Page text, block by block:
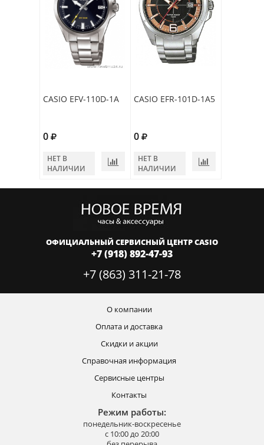
CASIO EFV-110D-1A
0
НЕТ В
НАЛИЧИИ
CASIO EFR-101D-1A5
0
НЕТ В
НАЛИЧИИ
ОФИЦИАЛЬНЫЙ СЕРВИСНЫЙ ЦЕНТР CASIO
+7 (918) 892-47-93
+7 (863) 311-21-78
О компании
Оплата и доставка
Скидки и акции
Справочная информация
Сервисные центры
Контакты
Режим работы:
понедельник-воскресенье
с 10:00 до 20:00